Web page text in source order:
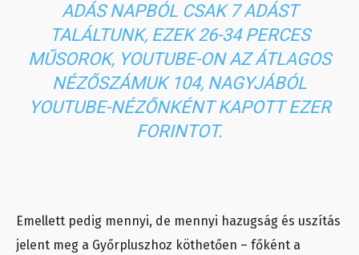
ADÁS NAPBÓL CSAK 7 ADÁST
TALÁLTUNK, EZEK 26-34 PERCES
MŰSOROK, YOUTUBE-ON AZ ÁTLAGOS
NÉZŐSZÁMUK 104, NAGYJÁBÓL
YOUTUBE-NÉZŐNKÉNT KAPOTT EZER
FORINTOT.
Emellett pedig mennyi, de mennyi hazugság és uszítás
jelent meg a Győrpluszhoz köthetően – főként a